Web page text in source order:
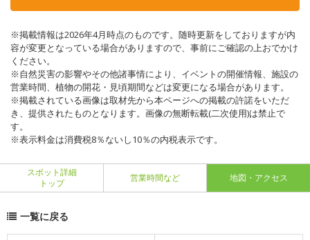
※掲載情報は2026年4月時点のものです。随時更新をしておりますが内
容が変更となっている場合がありますので、事前にご確認の上おでかけ
ください。
※自然災害の影響やその他諸事情により、イベントの開催情報、施設の
営業時間、植物の開花・見頃期間などは変更になる場合があります。
※掲載されている画像は取材先から本ページへの掲載の許諾をいただ
き、提供されたものとなります。画像の無断転載(二次使用)は禁止で
す。
※表示料金は消費税8％ないし10％の内税表示です。
スポット詳細
トップ
営業時間など 地図・アクセス
一覧に戻る